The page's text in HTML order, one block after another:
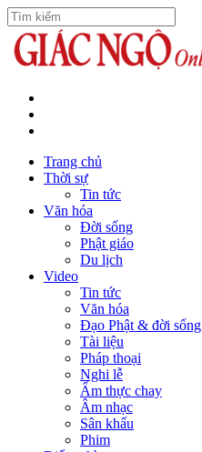
Trang chủ
Thời sự
Tin tức
Văn hóa
Đời sống
Phật giáo
Du lịch
Video
Tin tức
Văn hóa
Đạo Phật & đời sống
Tài liệu
Pháp thoại
Nghi lễ
Ẩm thực chay
Âm nhạc
Sân khấu
Phim